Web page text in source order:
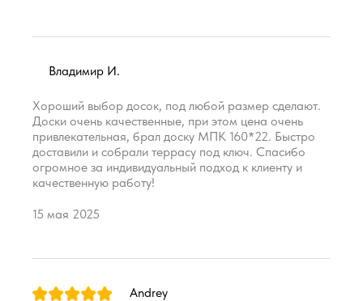
Владимир И.
Хороший выбор досок, под любой размер сделают.
Доски очень качественные, при этом цена очень
привлекательная, брал доску МПК 160*22. Быстро
доставили и собрали террасу под ключ. Спасибо
огромное за индивидуальный подход к клиенту и
качественную работу!
15 мая 2025
Andrey